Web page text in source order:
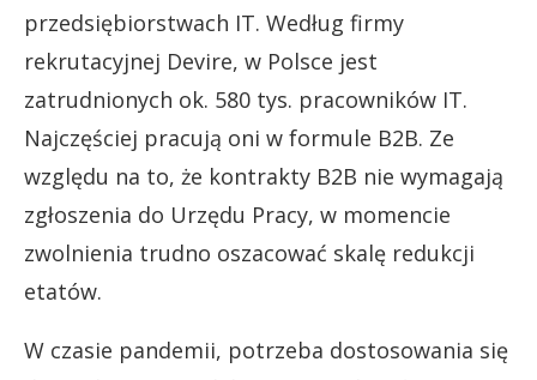
przedsiębiorstwach IT. Według firmy
rekrutacyjnej Devire, w Polsce jest
zatrudnionych ok. 580 tys. pracowników IT.
Najczęściej pracują oni w formule B2B. Ze
względu na to, że kontrakty B2B nie wymagają
zgłoszenia do Urzędu Pracy, w momencie
zwolnienia trudno oszacować skalę redukcji
etatów.
W czasie pandemii, potrzeba dostosowania się